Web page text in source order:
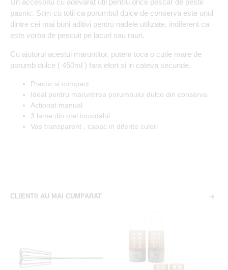
Un accesoriu cu adevarat util pentru orice pescar de peste
pasnic. Stim cu totii ca porumbul dulce de conserva este unul
dintre cei mai buni aditivi pentru nadele utilizate, indiferent ca
este vorba de pescuit pe lacuri sau rauri.
Cu ajutorul acestui maruntitor, putem toca o cutie mare de
porumb dulce ( 450ml ) fara efort si in cateva secunde.
Practic si compact
Ideal pentru maruntirea porumbului dulce din conserva
Actionat manual
3 lame din otel inoxidabil
Vas transparent , capac in diferite culori
CLIENTII AU MAI CUMPARAT